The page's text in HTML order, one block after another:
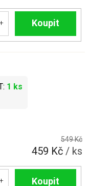
Do košíku
1 ks
549 Kč
459 Kč / ks
Do košíku